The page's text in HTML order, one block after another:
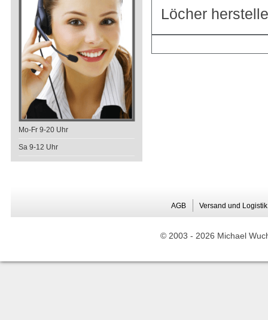
Löcher
Mo-Fr 9-20 Uhr
Sa 9-12 Uhr
AGB Versand und Logistik
© 2003 - 2026 Michael